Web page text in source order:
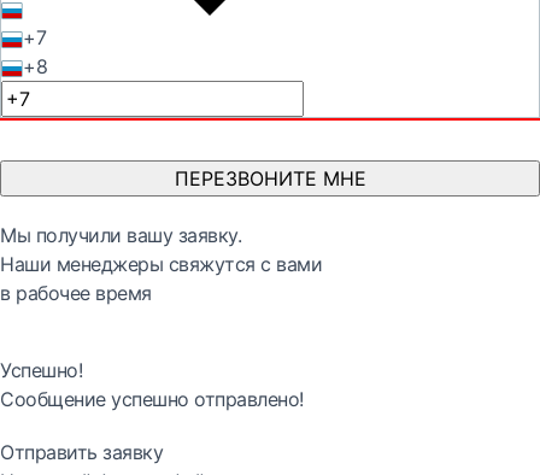
+7
+8
ПЕРЕЗВОНИТЕ МНЕ
Мы получили вашу заявку.
Наши менеджеры свяжутся с вами
в рабочее время
Успешно!
Сообщение успешно отправлено!
Отправить заявку